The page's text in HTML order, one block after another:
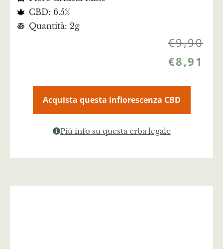
CBD: 6.5%
Quantità: 2g
€9,90
€8,91
Acquista questa infiorescenza CBD
Più info su questa erba legale